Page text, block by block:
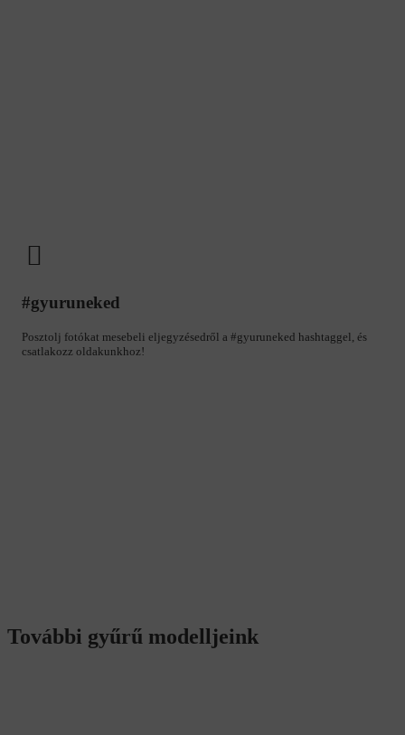
#gyuruneked
Posztolj fotókat mesebeli eljegyzésedről a #gyuruneked hashtaggel, és
csatlakozz oldakunkhoz!
További gyűrű modelljeink